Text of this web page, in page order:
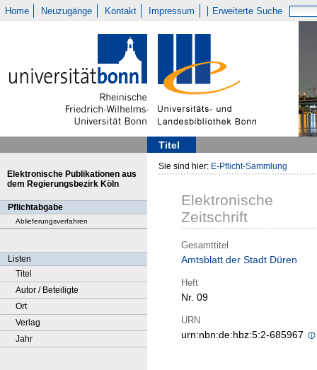
Home Neuzugänge Kontakt Impressum Erweiterte Suche
Titel
Elektronische Publikationen aus
dem Regierungsbezirk Köln
Pflichtabgabe
Ablieferungsverfahren
Listen
Titel
Autor / Beteiligte
Ort
Verlag
Jahr
Sie sind hier: E-Pflicht-Sammlung
Elektronische
Zeitschrift
Gesamttitel
Amtsblatt der Stadt Düren
Heft
Nr. 09
URN
urn:nbn:de:hbz:5:2-685967